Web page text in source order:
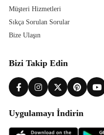
Müşteri Hizmetleri
Sıkça Sorulan Sorular
Bize Ulaşın
Bizi Takip Edin
Uygulamayı İndirin